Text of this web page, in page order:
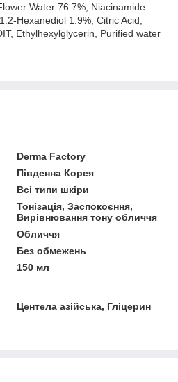
Water 76.7%, Niacinamide
Hexanediol 1.9%, Citric Acid,
Ethylhexylglycerin, Purified water
Derma Factory
Південна Корея
Всі типи шкіри
Тонізація, Заспокоєння,
Вирівнювання тону обличчя
Обличчя
Без обмежень
150 мл
Центела азійська, Гліцерин